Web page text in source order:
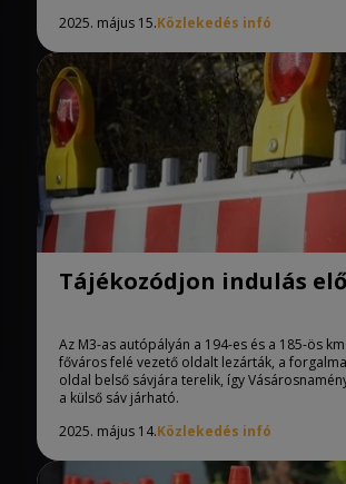
2025. május 15.Közlekedés infó
Tájékozódjon indulás
Az M3-as autópályán a 194-es és a 185-ös
főváros felé vezető oldalt lezárták, a
oldal belső sávjára terelik, így
a külső sáv járható.
2025. május 14.Közlekedés infó